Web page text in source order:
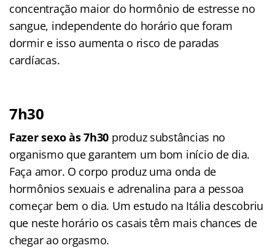
concentração maior do hormônio de estresse no
sangue, independente do horário que foram
dormir e isso aumenta o risco de paradas
cardíacas.
7h30
Fazer sexo às 7h30 produz substâncias no
organismo que garantem um bom início de dia.
Faça amor. O corpo produz uma onda de
hormônios sexuais e adrenalina para a pessoa
começar bem o dia. Um estudo na Itália descobriu
que neste horário os casais têm mais chances de
chegar ao orgasmo.